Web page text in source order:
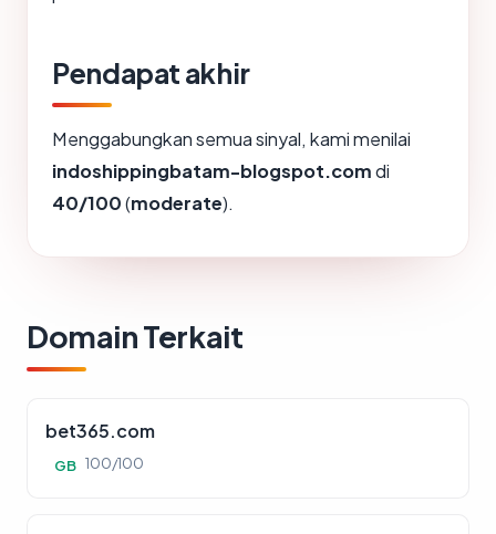
Pendapat akhir
Menggabungkan semua sinyal, kami menilai
indoshippingbatam-blogspot.comdi
40/100(moderate).
Domain Terkait
bet365.com
GB 100/100